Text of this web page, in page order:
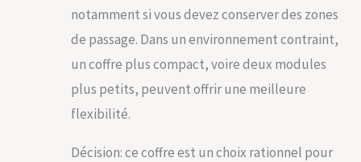
notamment si vous devez conserver des zones
de passage. Dans un environnement contraint,
un coffre plus compact, voire deux modules
plus petits, peuvent offrir une meilleure
flexibilité.
Décision: ce coffre est un choix rationnel pour